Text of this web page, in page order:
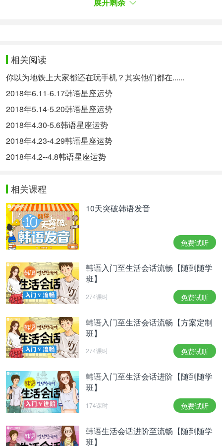
物件：护手霜
场所：面食店
颜色：蓝色
양자리 (3/21~11/19)2월 26일 - 3월 4일
白羊座（3/21～11/19）2月26日-3月4日
당신의 마음을 가다듬고 각오를 다지도록 하세요. 앞
날을 예측할 수 없으니 정신을 바짝 차리는 것이 좋
매너를 지키는 것이 좋습니다. 말 실수를 하거나 자
신의 비밀을 드러내지 않도록 하세요.
请好好整理内心并做好 思想准备 。因为未来无法预
测，所以一定要打起精神来。不要过于放松，保持一
定的紧张感，特别是待人接物时要有礼貌。
아보세요. 평소에 좋아하던 사람이 있다면 마음을 표
현하는 것이 좋습니다. 커플이신 분이라면 서로 감정
이 쌓이지 않도록 하세요. 서운한 점이 있다면 빨리
풀어버리는 것이 좋습니다.자칫 작은 갈등이 쌓여서
큰 싸움으로 번질 수도 있어요.
单身的人可以在身边寻找你的缘分。如果有喜欢的人
可以表达你的内心。有伴侣的人不要积累下不好的情
绪。如果有不开心的地方要快点解决。小的矛盾积累
可能会变成大的争执。
재물운은 서서히 상승 기류를 타고 있는 시기입니다.
작은 횡재수도 있으니 뭔가 기대해 보셔도 좋을 거에
요. 다만 이번 주는 수입에 비해 지출이 많이 늘어날
수 있어요. 쓸 때는 쓰더라도 과한 지출은 피하도록
하세요.
这段时间财物运会呈现慢慢的上升势头。因为会有小
相关阅读
你以为地铁上大家都还在玩手机？其实他们都在......
2018年6.11-6.17韩语星座运势
2018年5.14-5.20韩语星座运势
2018年4.30-5.6韩语星座运势
2018年4.23-4.29韩语星座运势
2018年4.2--4.8韩语星座运势
相关课程
10天突破韩语发音
免费试听
韩语入门至生活会话流畅【随到随学
班】
274课时 免费试听
韩语入门至生活会话流畅【方案定制
班】
274课时 免费试听
韩语入门至生活会话进阶【随到随学
班】
174课时 免费试听
韩语生活会话进阶至流畅【随到随学
班】